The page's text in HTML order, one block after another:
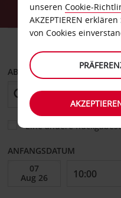
ABHOLEN VON
Eine andere
ANFANGSDATUM
unseren Cookie-
AKZEPTIEREN
von Cookies